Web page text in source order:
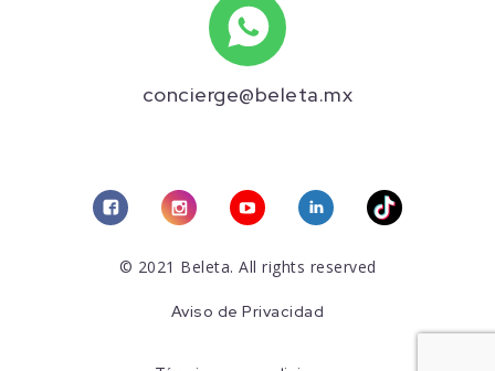
concierge@beleta.mx
© 2021 Beleta. All rights reserved
Aviso de Privacidad